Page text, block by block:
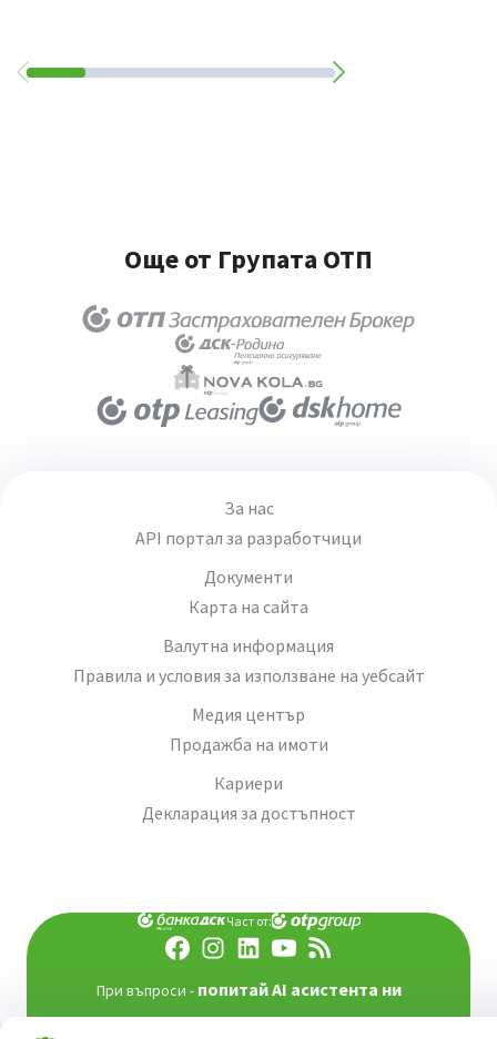
Още от Групата ОТП
За нас
API портал за разработчици
Документи
Карта на сайта
Валутна информация
Правила и условия за използване на уебсайт
Медия център
Продажба на имоти
Кариери
Декларация за достъпност
Част от:
При въпроси - попитай AI асистента ни